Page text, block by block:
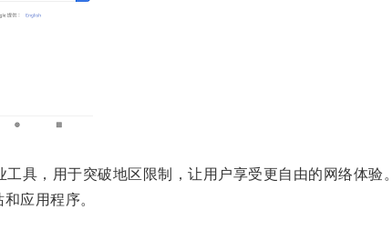
，用于突破地区限制，让用户享受更自由的网络体验。
应用程序。